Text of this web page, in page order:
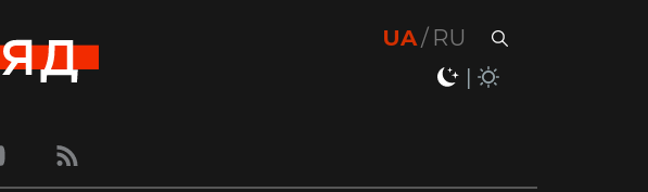
UA RU